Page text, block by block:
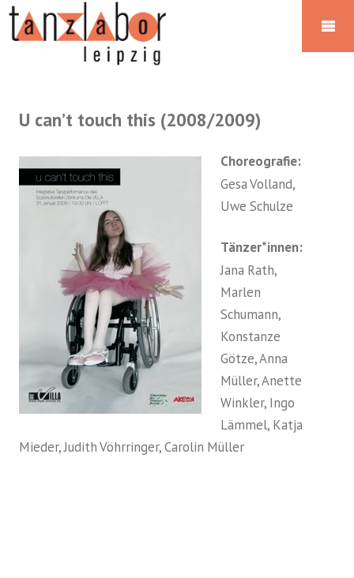
U can’t touch this (2008/2009)
Choreografie:
Gesa Volland,
Uwe Schulze
Tänzer*innen:
Jana Rath,
Marlen
Schumann,
Konstanze
Götze, Anna
Müller, Anette
Winkler, Ingo
Lämmel, Katja
Mieder, Judith Vöhrringer, Carolin Müller